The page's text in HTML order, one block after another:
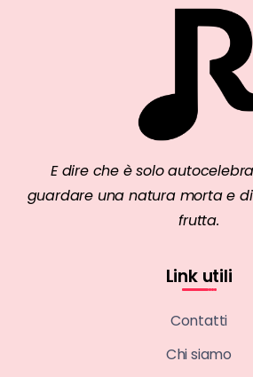
E dire che è solo
guardare una natura morta e
frutta.
Link utili
Contatti
Chi siamo